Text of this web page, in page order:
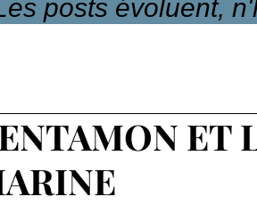
posts évoluent,
ET